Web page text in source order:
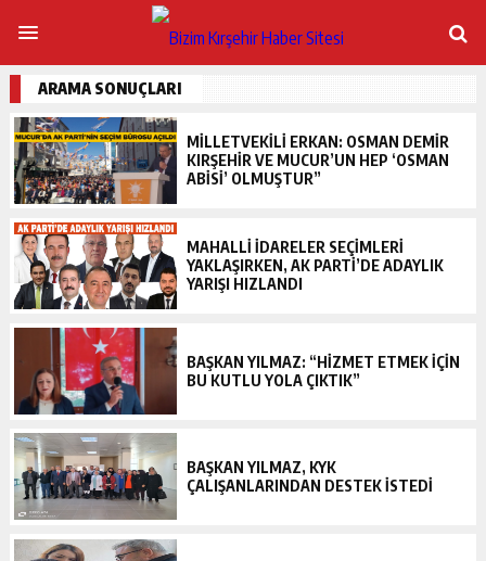
ARAMA SONUÇLARI
MİLLETVEKİLİ ERKAN: OSMAN DEMİR
KIRŞEHİR VE MUCUR’UN HEP ‘OSMAN
ABİSİ’ OLMUŞTUR”
MAHALLİ İDARELER SEÇİMLERİ
YAKLAŞIRKEN, AK PARTİ’DE ADAYLIK
YARIŞI HIZLANDI
BAŞKAN YILMAZ: “HİZMET ETMEK İÇİN
BU KUTLU YOLA ÇIKTIK”
BAŞKAN YILMAZ, KYK
ÇALIŞANLARINDAN DESTEK İSTEDİ